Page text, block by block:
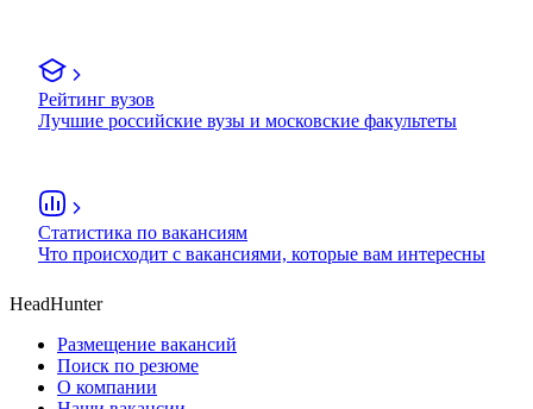
Рейтинг вузов
Лучшие российские вузы и московские факультеты
Статистика по вакансиям
Что происходит с вакансиями, которые вам интересны
HeadHunter
Размещение вакансий
Поиск по резюме
О компании